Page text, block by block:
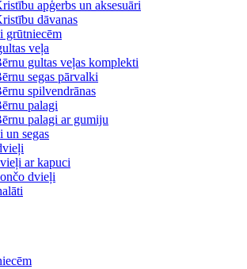
apģerbs un aksesuāri
dāvanas
grūtniecēm
veļa
gultas veļas komplekti
segas pārvalki
spilvendrānas
palagi
palagi ar gumiju
un segas
ar kapuci
dvieļi